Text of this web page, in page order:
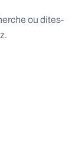
ou dites-